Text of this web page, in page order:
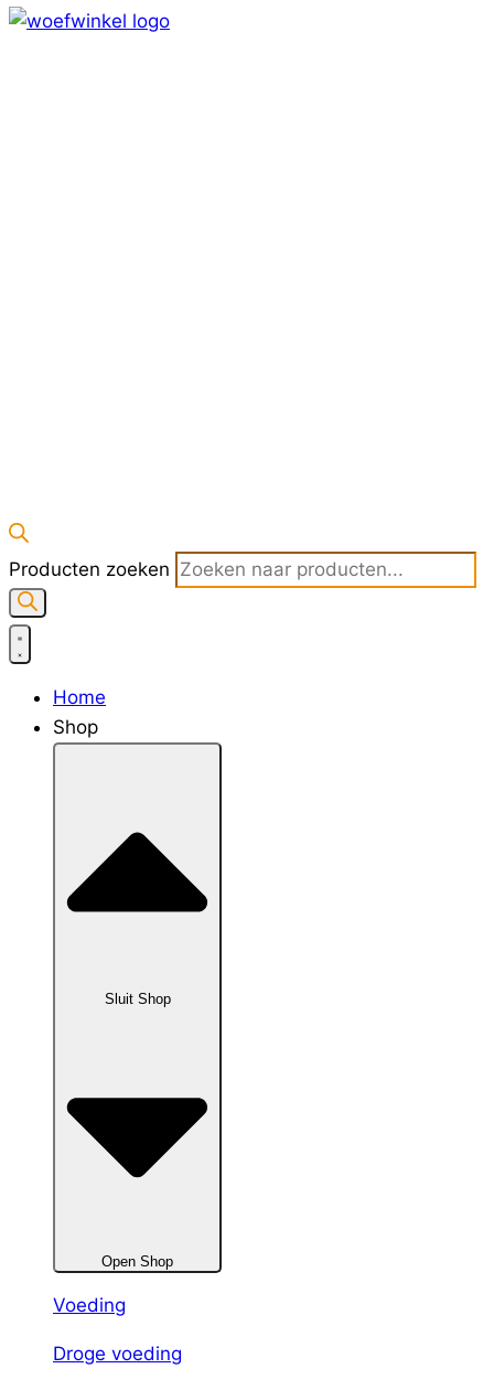
Producten zoeken
Home
Shop
Sluit Shop
Open Shop
Voeding
Droge voeding